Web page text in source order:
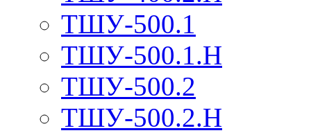
ТШУ-500.1
ТШУ-500.1.Н
ТШУ-500.2
ТШУ-500.2.Н